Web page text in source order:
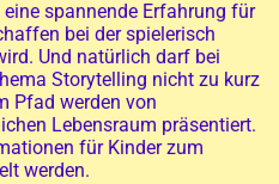
spannende Erfahrung für
bei der spielerisch
Und natürlich darf bei
Storytelling nicht zu kurz
Pfad werden von
Lebensraum präsentiert.
für Kinder zum
werden.